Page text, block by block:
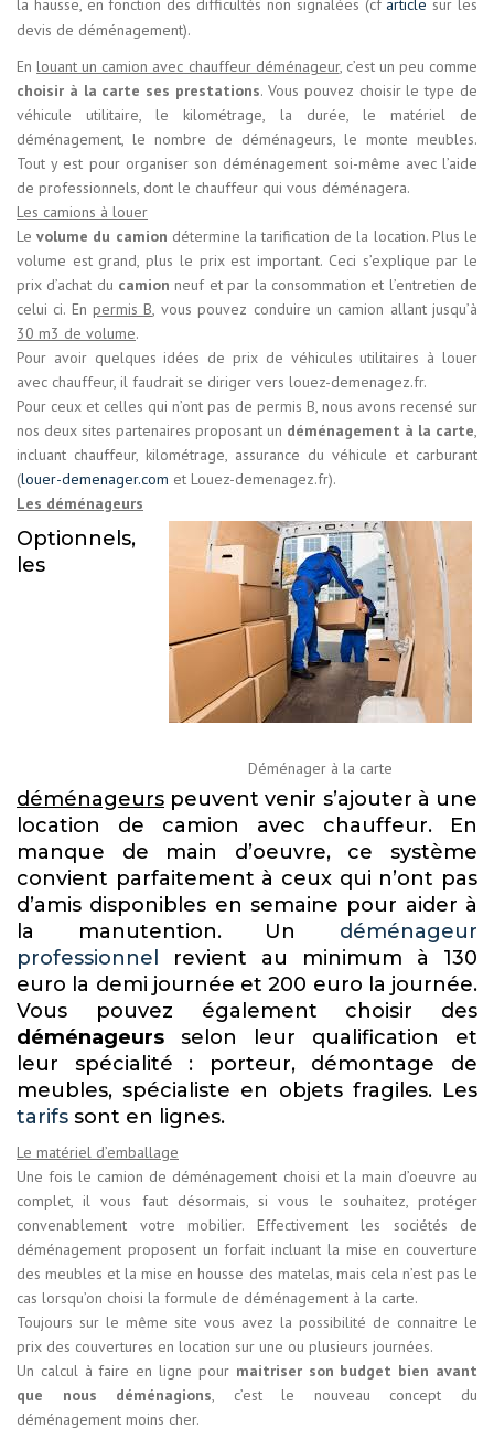
la hausse, en fonction des difficultés non signalées (cf article sur les
devis de déménagement).
Enlouant un camion avec chauffeur déménageur, c’est un peu comme
choisir à la carte ses prestations. Vous pouvez choisir le type de
véhicule utilitaire, le kilométrage, la durée, le matériel de
déménagement, le nombre de déménageurs, le monte meubles.
Tout y est pour organiser son déménagement soi-même avec l’aide
de professionnels, dont le chauffeur qui vous déménagera.
Les camions à louer
Levolume du camion détermine la tarification de la location. Plus le
volume est grand, plus le prix est important. Ceci s’explique par le
prix d’achat du camionneuf et par la consommation et l’entretien de
celui ci. Enpermis B, vous pouvez conduire un camion allant jusqu’à
30 m3 de volume.
Pour avoir quelques idées de prix de véhicules utilitaires à louer
avec chauffeur, il faudrait se diriger vers louez-demenagez.fr.
Pour ceux et celles qui n’ont pas de permis B, nous avons recensé sur
nos deux sites partenaires proposant un déménagement à la carte,
incluant chauffeur, kilométrage, assurance du véhicule et carburant
(louer-demenager.com et Louez-demenagez.fr).
Les déménageurs
Déménager à la carte
Optionnels,
les
déménageurs peuvent venir s’ajouter à une
location de camion avec chauffeur. En
manque de main d’oeuvre, ce système
convient parfaitement à ceux qui n’ont pas
d’amis disponibles en semaine pour aider à
la manutention. Un déménageur
professionnel
revient au minimum à 130
euro la demi journée et 200 euro la journée.
Vous pouvez également choisir des
déménageurs selon leur qualification et
leur spécialité : porteur, démontage de
meubles, spécialiste en objets fragiles. Les
tarifs sont en lignes.
Le matériel d’emballage
Une fois le camion de déménagement choisi et la main d’oeuvre au
complet, il vous faut désormais, si vous le souhaitez, protéger
convenablement votre mobilier. Effectivement les sociétés de
déménagement proposent un forfait incluant la mise en couverture
des meubles et la mise en housse des matelas, mais cela n’est pas le
cas lorsqu’on choisi la formule de déménagement à la carte.
Toujours sur le même site vous avez la possibilité de connaitre le
prix des couvertures en location sur une ou plusieurs journées.
Un calcul à faire en ligne pour maitriser son budget bien avant
que nous déménagions , c’est le nouveau concept du
déménagement moins cher.